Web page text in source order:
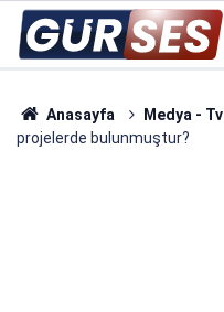
Anasayfa Medya - Tv
projelerde bulunmuştur?